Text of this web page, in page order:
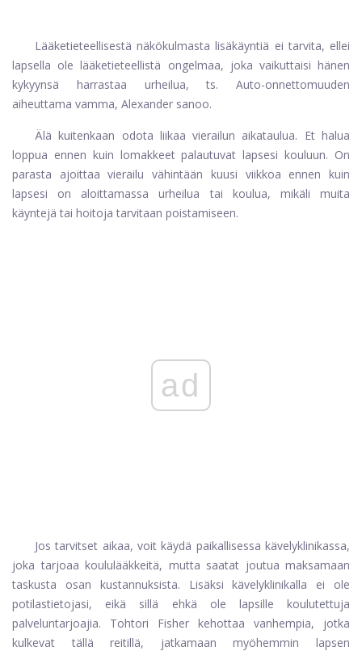
Lääketieteellisestä näkökulmasta lisäkäyntiä ei tarvita, ellei
lapsella ole lääketieteellistä ongelmaa, joka vaikuttaisi hänen
kykyynsä harrastaa urheilua, ts. Auto-onnettomuuden
aiheuttama vamma, Alexander sanoo.
Älä kuitenkaan odota liikaa vierailun aikataulua. Et halua
loppua ennen kuin lomakkeet palautuvat lapsesi kouluun. On
parasta ajoittaa vierailu vähintään kuusi viikkoa ennen kuin
lapsesi on aloittamassa urheilua tai koulua, mikäli muita
käyntejä tai hoitoja tarvitaan poistamiseen.
ad
Jos tarvitset aikaa, voit käydä paikallisessa kävelyklinikassa,
joka tarjoaa koululääkkeitä, mutta saatat joutua maksamaan
taskusta osan kustannuksista. Lisäksi kävelyklinikalla ei ole
potilastietojasi, eikä sillä ehkä ole lapsille koulutettuja
palveluntarjoajia. Tohtori Fisher kehottaa vanhempia, jotka
kulkevat tällä reitillä, jatkamaan myöhemmin lapsen